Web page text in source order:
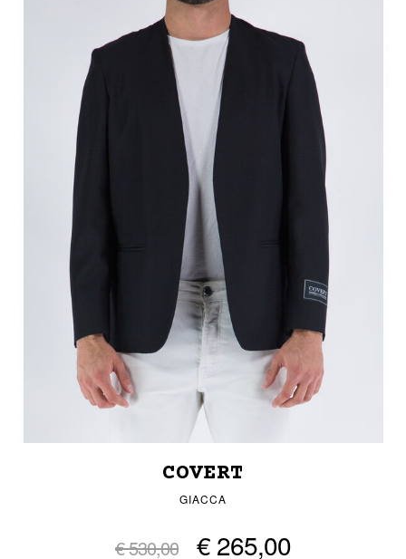
COVERT
GIACCA
€ 530,00 € 265,00